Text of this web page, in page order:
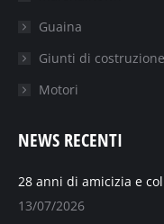
Guaina
Giunti di costruzione
Motori
NEWS RECENTI
28 anni di amicizia e
13/07/2026